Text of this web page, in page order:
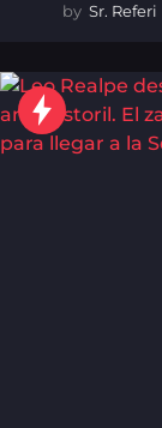
by Sr. Referi